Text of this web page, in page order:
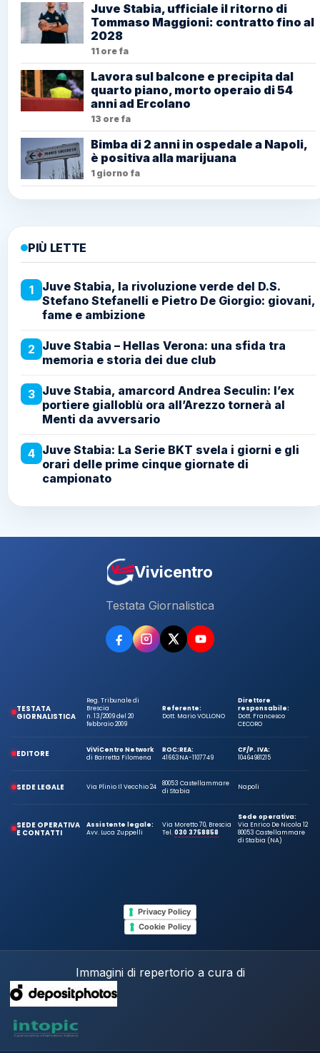
Juve Stabia, ufficiale il ritorno di
Tommaso Maggioni: contratto fino al
2028
11 ore fa
Lavora sul balcone e precipita dal
quarto piano, morto operaio di 54
anni ad Ercolano
13 ore fa
Bimba di 2 anni in ospedale a Napoli,
è positiva alla marijuana
1 giorno fa
PIÙ LETTE
1
Juve Stabia, la rivoluzione verde del D.S.
Stefano Stefanelli e Pietro De Giorgio: giovani,
fame e ambizione
2 Juve Stabia – Hellas Verona: una sfida tra
memoria e storia dei due club
3 Juve Stabia, amarcord Andrea Seculin: l’ex
portiere gialloblù ora all’Arezzo tornerà al
Menti da avversario
4 Juve Stabia: La Serie BKT svela i giorni e gli
orari delle prime cinque giornate di
campionato
Vivicentro
Testata Giornalistica
TESTATA
GIORNALISTICA
Reg. Tribunale di
Brescia
n. 13/2009 del 20
febbraio 2009
Referente:
Dott. Mario VOLLONO
Direttore
responsabile:
Dott. Francesco
CECORO
EDITORE
ViViCentro Network
di Barretta Filomena
ROC:
41663
REA:
NA-1107749
CF/P. IVA:
10464981215
SEDE LEGALE Via Plinio Il Vecchio 24
80053 Castellammare
di Stabia
Napoli
SEDE OPERATIVA
E CONTATTI
Assistente legale:
Avv. Luca Zuppelli
Via Moretto 70, Brescia
Tel.030 3758858
Sede operativa:
Via Enrico De Nicola 12
80053 Castellammare
di Stabia (NA)
Privacy Policy
Cookie Policy
Immagini di repertorio a cura di